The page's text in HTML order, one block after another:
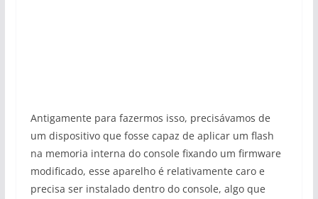
Antigamente para fazermos isso, precisávamos de
um dispositivo que fosse capaz de aplicar um flash
na memoria interna do console fixando um firmware
modificado, esse aparelho é relativamente caro e
precisa ser instalado dentro do console, algo que